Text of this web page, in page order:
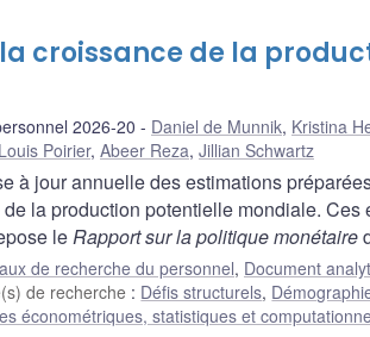
croissance de la
2026-20 Daniel de Munnik, Kristina
Louis Poirier, Abeer Reza, Jillian Schwartz
à jour annuelle des estimations
la production potentielle mondiale.
leRapport sur la politique monétaire
de recherche du personnel, Document
de recherche : Défis structurels,
économétriques, statistiques et